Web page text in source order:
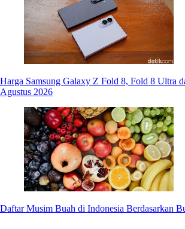
Harga Samsung Galaxy Z Fold 8, Fold 8 Ultra
Agustus 2026
Daftar Musim Buah di Indonesia Berdasarkan